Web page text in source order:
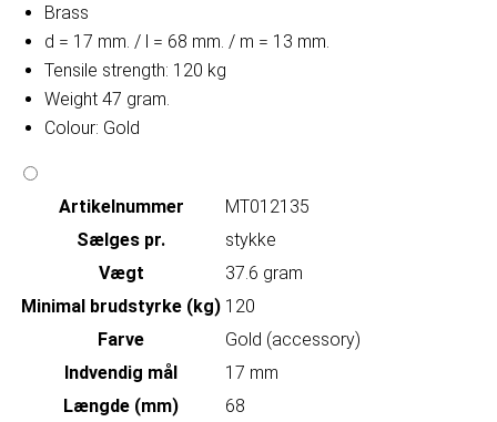
Brass
d = 17 mm. / l = 68 mm. / m = 13 mm.
Tensile strength: 120 kg
Weight 47 gram.
Colour: Gold
Artikelnummer
MT012135
Sælges pr.
stykke
Vægt
37.6 gram
Minimal brudstyrke (kg) 120
Farve
Gold (accessory)
Indvendig mål
17 mm
Længde (mm)
68